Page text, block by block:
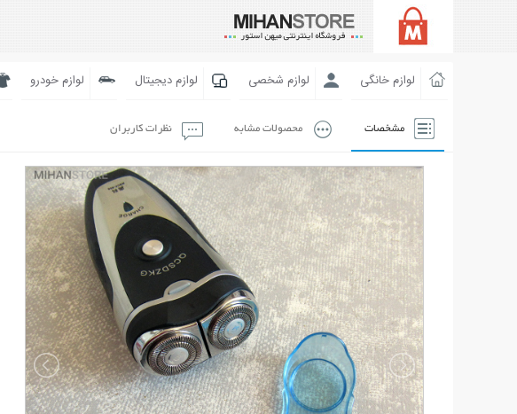
لوازم خانگی لوازم شخصی لوازم دیجیتال لوازم خودرو
مشخصات محصولات مشابه نظرات کاربران